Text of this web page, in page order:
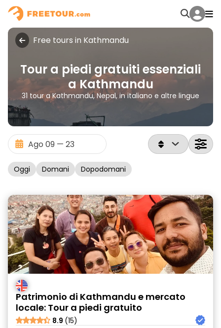
Free tours in Kathmandu
Tour a piedi gratuiti essenziali
a Kathmandu
31 tour a Kathmandu, Nepal, in italiano e altre lingue
Oggi Domani Dopodomani
Patrimonio di Kathmandu e mercato
locale: Tour a piedi gratuito
8.9 (15)